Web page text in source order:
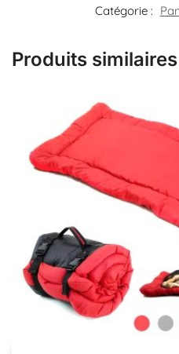
Catégorie :
Produits similaires